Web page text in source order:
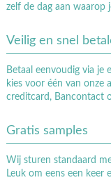
zelf de dag aan waarop
Veilig en snel
Betaal eenvoudig via
kies voor één van onze
creditcard, Bancontact
Gratis samples
Wij sturen standaard
Leuk om eens een